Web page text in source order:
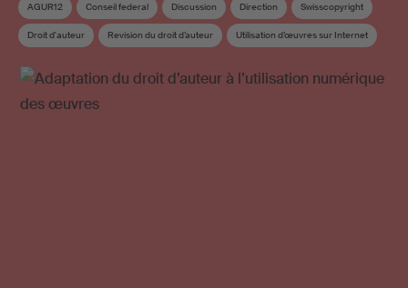
AGUR12 Conseil federal Discussion Direction Swisscopyright
Droit d'auteur Revision du droit d’auteur Utilisation d’œuvres sur Internet